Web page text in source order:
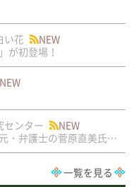
い花
NEW
が初登場！
NEW
センター
NEW
治療的司法研究センター客員研究員で元・弁護士の菅原直美氏の論文が公刊されました
一覧を見る